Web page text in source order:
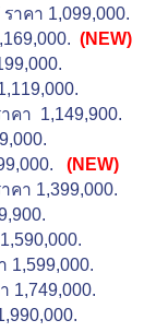
าคา 1,099,000.
(NEW)
คา 1,149,900.
(NEW)
คา 1,399,000.
1,599,000.
1,749,000.